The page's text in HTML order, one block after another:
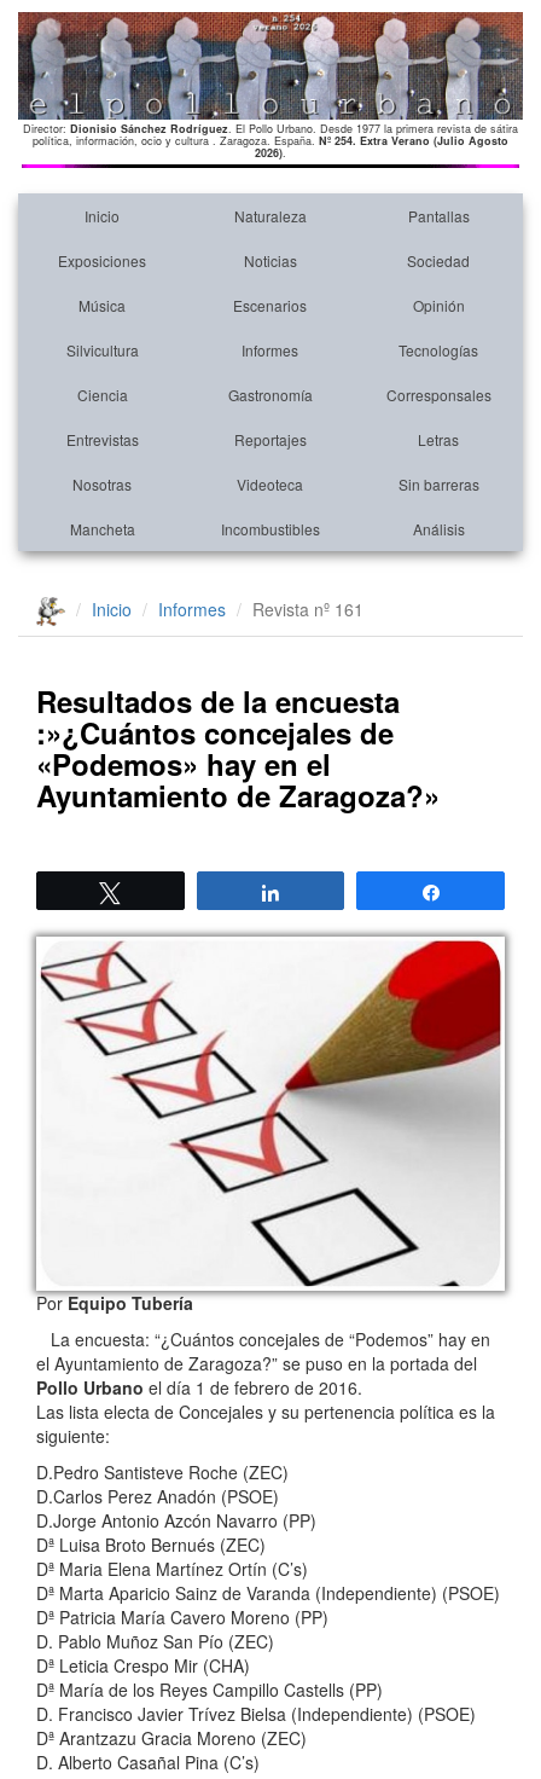
Director: Dionisio Sánchez Rodríguez. El Pollo Urbano. Desde 1977 la primera revista de sátira
política, información, ocio y cultura . Zaragoza. España. Nº 254. Extra Verano (Julio Agosto
2026).
Inicio Naturaleza Pantallas
Exposiciones Noticias Sociedad
Música Escenarios Opinión
Silvicultura Informes Tecnologías
Ciencia Gastronomía Corresponsales
Entrevistas Reportajes Letras
Nosotras Videoteca Sin barreras
Mancheta Incombustibles Análisis
Inicio Informes Revista nº 161
Resultados de la encuesta
:»¿Cuántos concejales de
«Podemos» hay en el
Ayuntamiento de Zaragoza?»
PorEquipo Tubería
La encuesta: “¿Cuántos concejales de “Podemos” hay en
el Ayuntamiento de Zaragoza?” se puso en la portada del
Pollo Urbano el día 1 de febrero de 2016.
Las lista electa de Concejales y su pertenencia política es la
siguiente:
D.Pedro Santisteve Roche (ZEC)
D.Carlos Perez Anadón (PSOE)
D.Jorge Antonio Azcón Navarro (PP)
Dª Luisa Broto Bernués (ZEC)
Dª Maria Elena Martínez Ortín (C’s)
Dª Marta Aparicio Sainz de Varanda (Independiente) (PSOE)
Dª Patricia María Cavero Moreno (PP)
D. Pablo Muñoz San Pío (ZEC)
Dª Leticia Crespo Mir (CHA)
Dª María de los Reyes Campillo Castells (PP)
D. Francisco Javier Trívez Bielsa (Independiente) (PSOE)
Dª Arantzazu Gracia Moreno (ZEC)
D. Alberto Casañal Pina (C’s)